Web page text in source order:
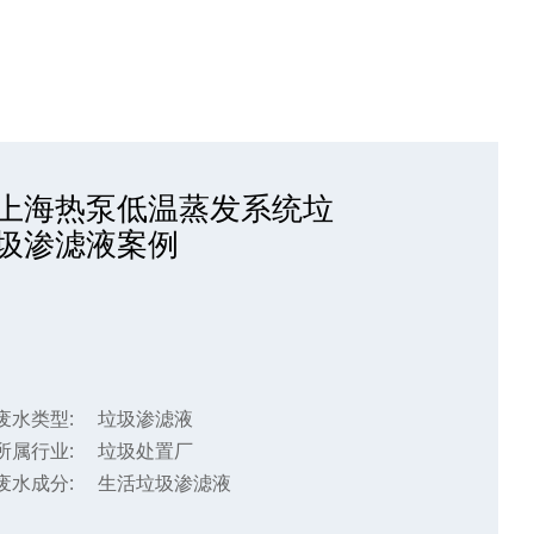
海热泵低温蒸发系统垃
渗滤液案例
水类型:
垃圾渗滤液
属行业:
垃圾处置厂
水成分:
生活垃圾渗滤液